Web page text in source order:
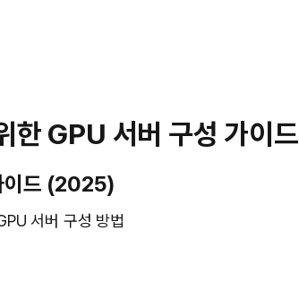
GPU 서버 구성 가이드
이드 (2025)
서버 구성 방법